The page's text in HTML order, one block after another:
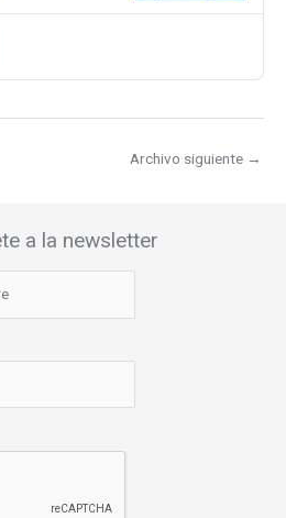
Archivo siguiente →
a la newsletter